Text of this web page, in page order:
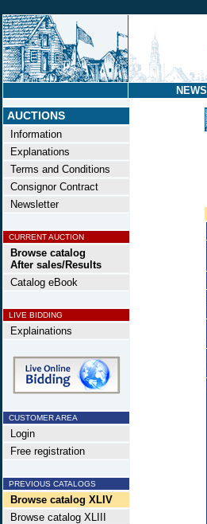
NEWS
AUCTIONS
Information
Explanations
Terms and Conditions
Consignor Contract
Newsletter
CURRENT AUCTION
Browse catalog
After sales/Results
Catalog eBook
LIVE BIDDING
Explainations
CUSTOMER AREA
Login
Free registration
PREVIOUS CATALOGS
Browse catalog XLIV
Browse catalog XLIII